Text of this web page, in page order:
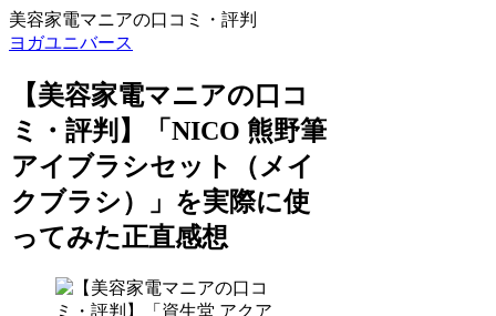
美容家電マニアの口コミ・評判
ヨガユニバース
【美容家電マニアの口コ
ミ・評判】「NICO 熊野筆
アイブラシセット（メイ
クブラシ）」を実際に使
ってみた正直感想